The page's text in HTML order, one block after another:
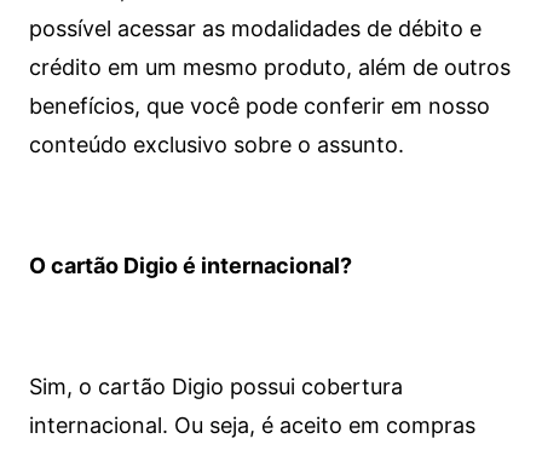
possível acessar as modalidades de débito e
crédito em um mesmo produto, além de outros
benefícios, que você pode conferir em nosso
conteúdo exclusivo sobre o assunto.
O cartão Digio é internacional?
Sim, o cartão Digio possui cobertura
internacional. Ou seja, é aceito em compras